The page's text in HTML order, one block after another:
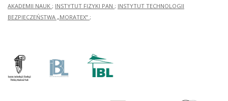
AKADEMII NAUK ; INSTYTUT FIZYKI PAN ; INSTYTUT TECHNOLOGII
BEZPIECZEŃSTWA „MORATEX” ;